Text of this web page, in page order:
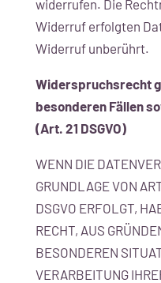
widerrufen. Die
Widerruf erfolgten
Widerruf unberührt.
Widerspruchsrecht
besonderen Fällen
(Art. 21 DSGVO)
WENN DIE
GRUNDLAGE VON
DSGVO ERFOLGT,
RECHT, AUS
BESONDEREN
VERARBEITUNG